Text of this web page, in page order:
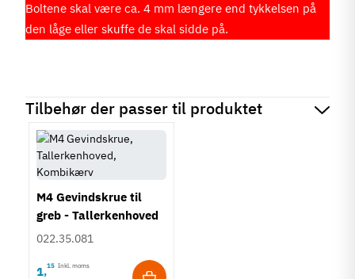
Boltene skal være ca. 4 mm længere end tykkelsen på
den låge eller skuffe de skal sidde på.
Tilbehør der passer til produktet
M4 Gevindskrue til
greb - Tallerkenhoved
- Krydskærv
022.35.081
1,15 Inkl. moms